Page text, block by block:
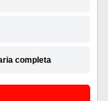
completa